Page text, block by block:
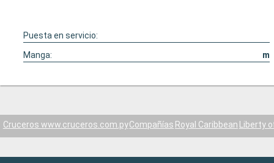
Puesta en servicio:
Manga:
m
Cruceros www.cruceros.com.pyCompañías Royal Caribbean Liberty